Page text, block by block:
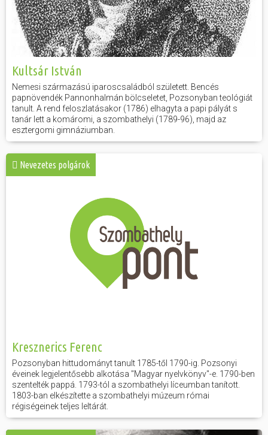
Kultsár István
Nemesi származású iparoscsaládból született. Bencés
papnövendék Pannonhalmán bölcseletet, Pozsonyban teológiát
tanult. A rend feloszlatásakor (1786) elhagyta a papi pályát s
tanár lett a komáromi, a szombathelyi (1789-96), majd az
esztergomi gimnáziumban.
Nevezetes polgárok
Kresznerics Ferenc
Pozsonyban hittudományt tanult 1785-től 1790-ig. Pozsonyi
éveinek legjelentősebb alkotása "Magyar nyelvkönyv"-e. 1790-ben
szentelték pappá. 1793-tól a szombathelyi líceumban tanított.
1803-ban elkészítette a szombathelyi múzeum római
régiségeinek teljes leltárát.